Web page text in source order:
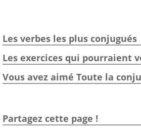
Les verbes les plus conjugués
Les exercices qui pourraient
Vous avez aimé Toute la
Partagez cette page !